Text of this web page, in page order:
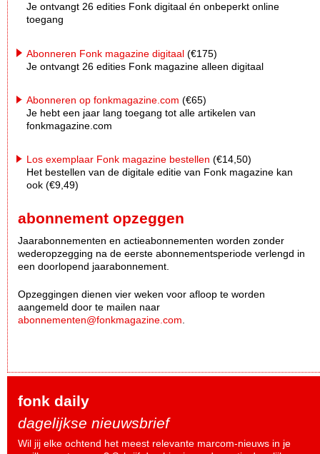
Je ontvangt 26 edities Fonk digitaal én onbeperkt online
toegang
Abonneren Fonk magazine digitaal (€175)
Je ontvangt 26 edities Fonk magazine alleen digitaal
Abonneren op fonkmagazine.com (€65)
Je hebt een jaar lang toegang tot alle artikelen van
fonkmagazine.com
Los exemplaar Fonk magazine bestellen (€14,50)
Het bestellen van de digitale editie van Fonk magazine kan
ook (€9,49)
abonnement opzeggen
Jaarabonnementen en actieabonnementen worden zonder
wederopzegging na de eerste abonnementsperiode verlengd in
een doorlopend jaarabonnement.
Opzeggingen dienen vier weken voor afloop te worden
aangemeld door te mailen naar
abonnementen@fonkmagazine.com
fonk daily
dagelijkse nieuwsbrief
Wil jij elke ochtend het meest relevante marcom-nieuws in je